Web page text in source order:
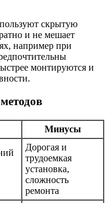
скрытую
и не мешает
например при
монтируются и
Минусы
Дорогая и
трудоемкая
установка,
сложность
ремонта